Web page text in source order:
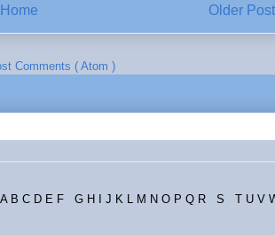
Older Post
Home
Comments ( Atom )
B C D E F G H I J K L M N O P Q R S T U V W